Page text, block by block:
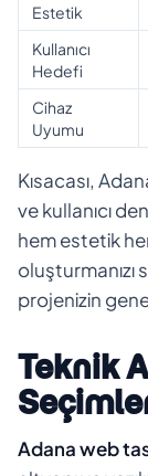
Estetik
Kullanıcı
Hedefi
Cihaz
Uyumu
Kısacası,
ve kullanıcı
hem estetik
oluşturmanızı
projenizin
Teknik
Adana web